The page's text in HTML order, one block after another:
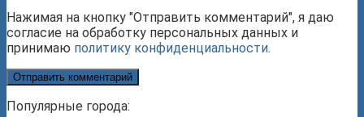
Нажимая на кнопку "Отправить комментарий", я даю
согласие на обработку персональных данных и
принимаю политику конфиденциальности.
Популярные города: